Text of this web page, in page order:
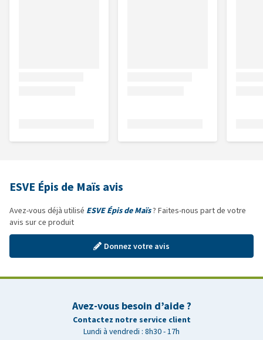
ESVE Épis de Maïs avis
Avez-vous déjà utilisé ESVE Épis de Maïs? Faites-nous part de votre
avis sur ce produit
Donnez votre avis
Avez-vous besoin d’aide ?
Contactez notre service client
Lundi à vendredi : 8h30 - 17h